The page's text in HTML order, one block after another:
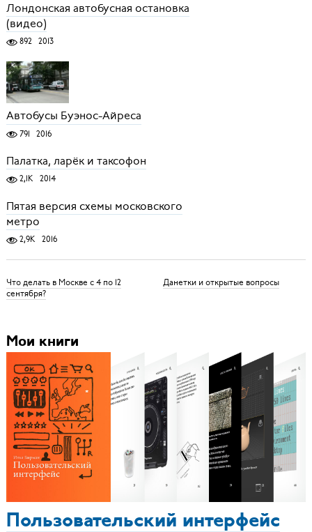
Лондонская автобусная остановка
(видео)
892 2013
Автобусы Буэнос-Айреса
791 2016
Палатка, ларёк и таксофон
2,1K 2014
Пятая версия схемы московского
метро
2,9K 2016
Что делать в Москве с 4 по 12
сентября?
Данетки и открытые вопросы
Мои книги
Пользовательский интерфейс